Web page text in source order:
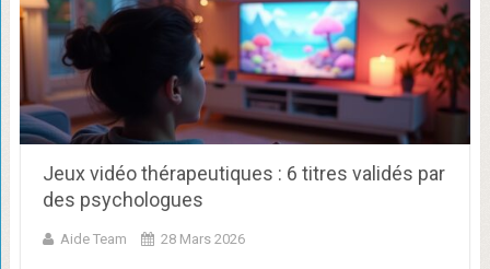
Jeux vidéo thérapeutiques : 6 titres validés par
des psychologues
Aide Team 28 Mars 2026